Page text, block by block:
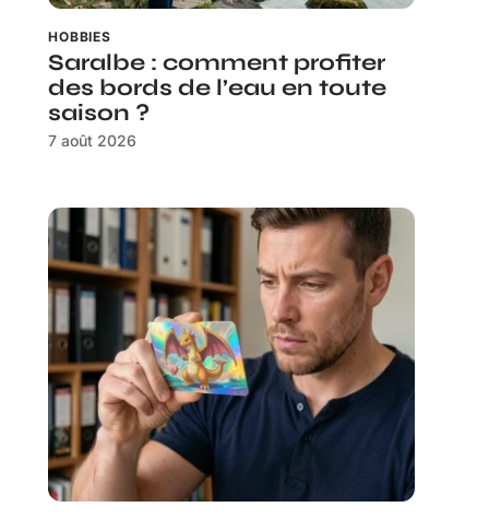
HOBBIES
Saralbe : comment profiter
des bords de l’eau en toute
saison ?
7 août 2026